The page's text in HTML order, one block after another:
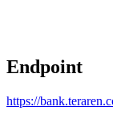
Endpoint
https://